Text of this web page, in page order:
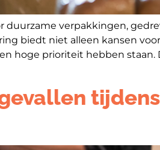
duurzame verpakkingen,
biedt niet alleen kansen
hoge prioriteit hebben